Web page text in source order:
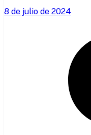
8 de julio de 2024